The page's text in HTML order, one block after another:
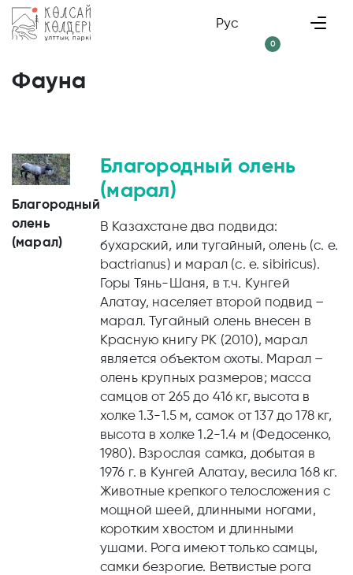
Рус
0
Фауна
Благородный
олень
(марал)
Благородный олень
(марал)
В Казахстане два подвида:
бухарский, или тугайный, олень (c. e.
bactrianus) и марал (c. e. sibiricus).
Горы Тянь-Шаня, в т.ч. Кунгей
Алатау, населяет второй подвид –
марал. Тугайный олень внесен в
Красную книгу РК (2010), марал
является объектом охоты. Марал –
олень крупных размеров; масса
самцов от 265 до 416 кг, высота в
холке 1.3-1.5 м, самок от 137 до 178 кг,
высота в холке 1.2-1.4 м (Федосенко,
1980). Взрослая самка, добытая в
1976 г. в Кунгей Алатау, весила 168 кг.
Животные крепкого телосложения с
мощной шеей, длинными ногами,
коротким хвостом и длинными
ушами. Рога имеют только самцы,
самки безрогие. Ветвистые рога